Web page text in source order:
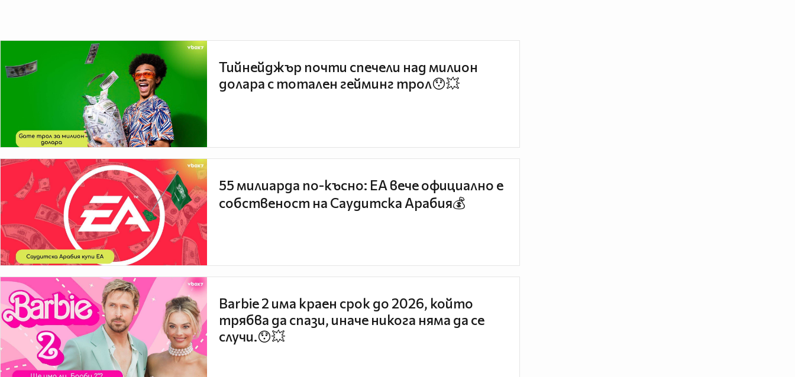
Тийнейджър почти спечели над милион
долара с тотален гейминг трол😯💥
55 милиарда по-късно: EA вече официално е
собственост на Саудитска Арабия💰
Barbie 2 има краен срок до 2026, който
трябва да спази, иначе никога няма да се
случи.😯💥